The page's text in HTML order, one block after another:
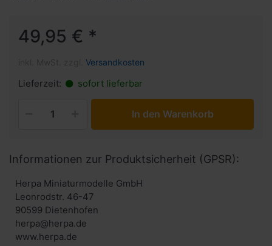
49,95 € *
Versandkosten
Lieferzeit: sofort lieferbar
In den Warenkorb
Informationen zur Produktsicherheit (GPSR):
Herpa Miniaturmodelle GmbH
Leonrodstr. 46-47
90599 Dietenhofen
herpa@herpa.de
www.herpa.de